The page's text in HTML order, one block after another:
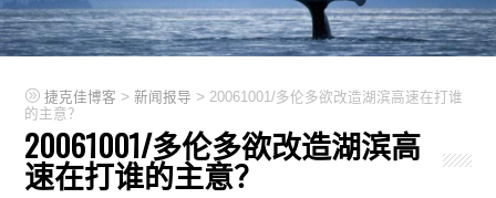
捷克佳博客 >新闻报导 > 20061001/多伦多欲改造湖滨高速在打谁
的主意？
20061001/多伦多欲改造湖滨高
速在打谁的主意？